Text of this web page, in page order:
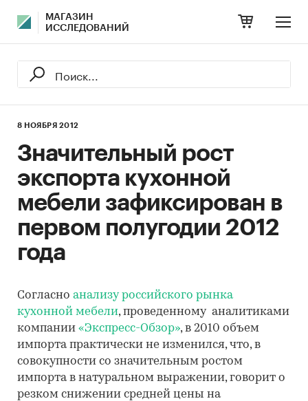
МАГАЗИН
ИССЛЕДОВАНИЙ
8 НОЯБРЯ 2012
Значительный рост
экспорта кухонной
мебели зафиксирован в
первом полугодии 2012
года
Согласно анализу российского рынка
кухонной мебели, проведенному аналитиками
компании «Экспресс-Обзор», в 2010 объем
импорта практически не изменился, что, в
совокупности со значительным ростом
импорта в натуральном выражении, говорит о
резком снижении средней цены на